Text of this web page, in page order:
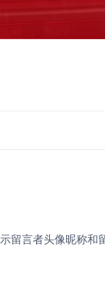
留言者头像昵称